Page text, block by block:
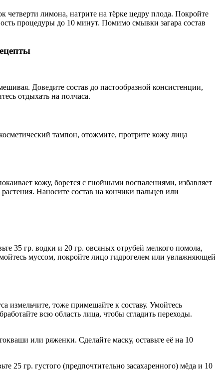
лимона, натрите на тёрке цедру плода. Покройте
процедуры до 10 минут. Помимо смывки загара состав
Доведите состав до пастообразной консистенции,
отдыхать на полчаса.
тампон, отожмите, протрите кожу лица
кожу, борется с гнойными воспалениями, избавляет
Наносите состав на кончики пальцев или
35 гр. водки и 20 гр. овсяных отрубей мелкого помола,
муссом, покройте лицо гидрогелем или увлажняющей
измельчите, тоже примешайте к составу. Умойтесь
всю область лица, чтобы сгладить переходы.
или ряженки. Сделайте маску, оставьте её на 10
25 гр. густого (предпочтительно засахаренного) мёда и 10